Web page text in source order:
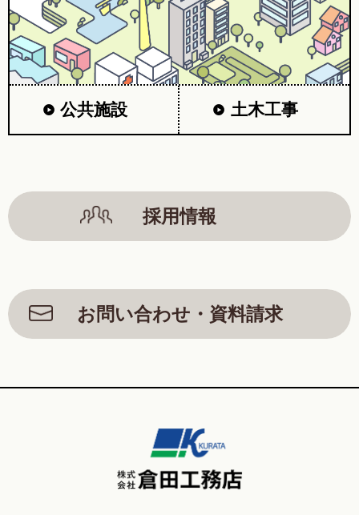
公共施設 土木工事
採用情報
お問い合わせ・資料請求